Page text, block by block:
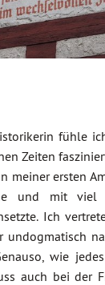
fühle
Zeiten
meiner ersten
und mit viel
Ich
undogmatisch
wie
auch bei der